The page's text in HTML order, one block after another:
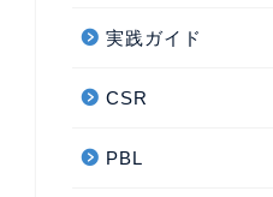
実践ガイド
CSR
PBL